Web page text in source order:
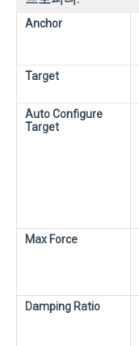
Anchor
Target
Auto Configure
Target
Max Force
Damping Ratio